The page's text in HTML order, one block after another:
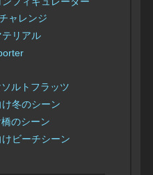
ャレンジ
テリアル
ルトフラッツ
け冬のシーン
のシーン
けビーチシーン